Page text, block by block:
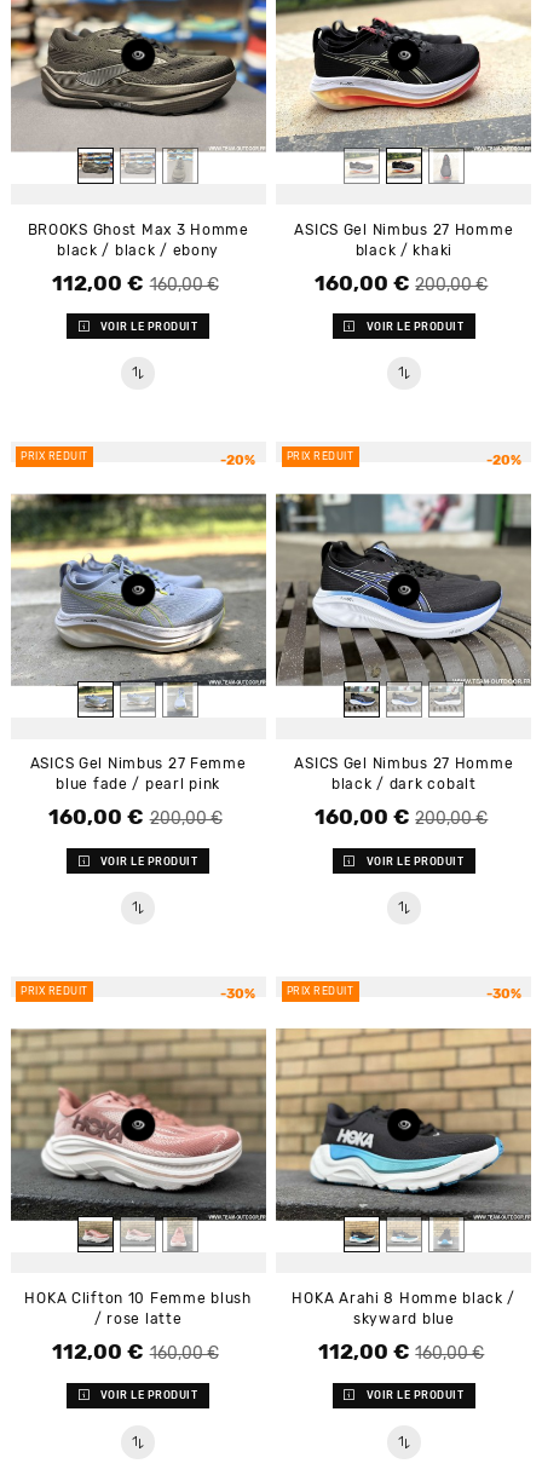
BROOKS Ghost Max 3 Homme
black / black / ebony
Prix de base 160,00 €
Prix
112,00 €
VOIR LE PRODUIT
ASICS Gel Nimbus 27 Homme
black / khaki
Prix de base
200,00 €
Prix
160,00 €
VOIR LE PRODUIT
PRIX RÉDUIT -20%
ASICS Gel Nimbus 27 Femme
blue fade / pearl pink
Prix de base
200,00 €
Prix
160,00 €
VOIR LE PRODUIT
PRIX RÉDUIT -20%
ASICS Gel Nimbus 27 Homme
black / dark cobalt
Prix de base
200,00 €
Prix
160,00 €
VOIR LE PRODUIT
PRIX RÉDUIT -30%
HOKA Clifton 10 Femme blush
/ rose latte
Prix de base 160,00 €
Prix
112,00 €
VOIR LE PRODUIT
PRIX RÉDUIT -30%
HOKA Arahi 8 Homme black /
skyward blue
Prix de base 160,00 €
Prix
112,00 €
VOIR LE PRODUIT